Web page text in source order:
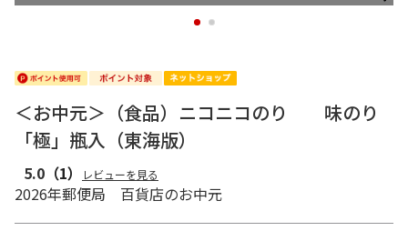
1 2
＜お中元＞（食品）ニコニコのり 味のり
「極」瓶入（東海版）
5.0 （1） レビューを見る
2026年郵便局 百貨店のお中元